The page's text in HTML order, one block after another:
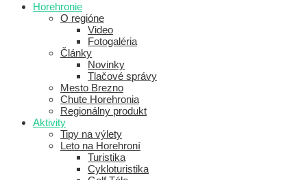
Horehronie
O regióne
Video
Fotogaléria
Články
Novinky
Tlačové správy
Mesto Brezno
Chute Horehronia
Regionálny produkt
Aktivity
Tipy na výlety
Leto na Horehroní
Turistika
Cykloturistika